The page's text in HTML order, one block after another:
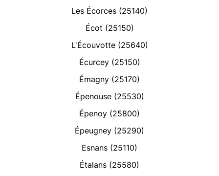
Les Écorces (25140)
Écot (25150)
L'Écouvotte (25640)
Écurcey (25150)
Émagny (25170)
Épenouse (25530)
Épenoy (25800)
Épeugney (25290)
Esnans (25110)
Étalans (25580)